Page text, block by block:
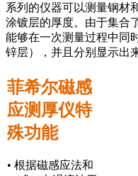
系列的仪器可以测量钢材
涂镀层的厚度。由于集合
能够在一次测量过程中同
锌层），并且分别显示出来
菲希尔磁感
应测厚仪特
殊功能
• 根据磁感应法和